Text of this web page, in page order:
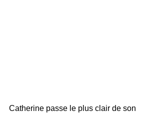
Catherine passe le plus clair de son